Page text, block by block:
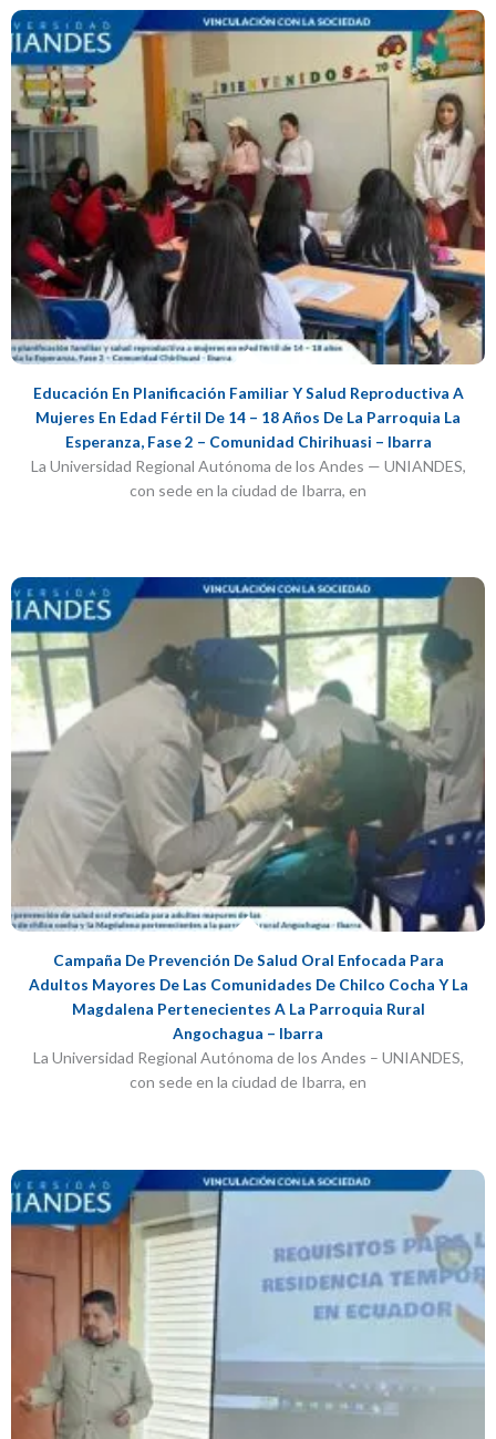
Educación En Planificación Familiar Y Salud Reproductiva A
Mujeres En Edad Fértil De 14 – 18 Años De La Parroquia La
Esperanza, Fase 2 – Comunidad Chirihuasi – Ibarra
La Universidad Regional Autónoma de los Andes — UNIANDES,
con sede en la ciudad de Ibarra, en
Campaña De Prevención De Salud Oral Enfocada Para
Adultos Mayores De Las Comunidades De Chilco Cocha Y La
Magdalena Pertenecientes A La Parroquia Rural
Angochagua – Ibarra
La Universidad Regional Autónoma de los Andes – UNIANDES,
con sede en la ciudad de Ibarra, en